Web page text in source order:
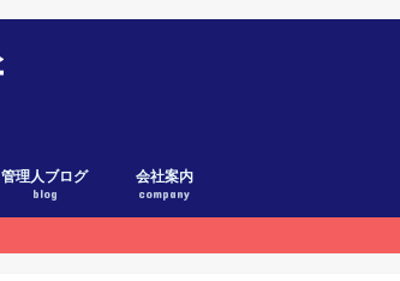
管理人ブログ
blog
会社案内
company